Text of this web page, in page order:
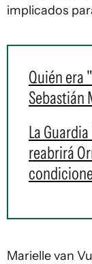
implicados
Quién era
Sebastián
La
reabrirá
Marielle van